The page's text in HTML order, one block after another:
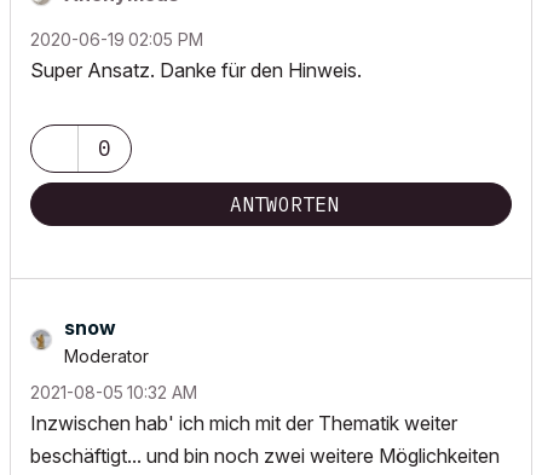
‎2020-06-19 02:05 PM
Super Ansatz. Danke für den Hinweis.
0
ANTWORTEN
snow
Moderator
‎2021-08-05 10:32 AM
Inzwischen hab' ich mich mit der Thematik weiter
beschäftigt... und bin noch zwei weitere Möglichkeiten